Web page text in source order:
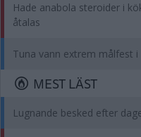
Hade anabola steroider i
åtalas
Tuna vann extrem målfest
MEST LÄST
Lugnande besked efter